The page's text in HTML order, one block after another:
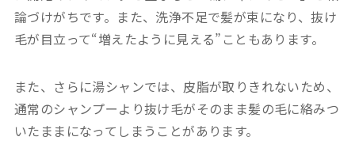
論づけがちです。また、洗浄不足で髪が束になり、抜け
毛が目立って“増えたように見える”こともあります。
また、さらに湯シャンでは、皮脂が取りきれないため、
通常のシャンプーより抜け毛がそのまま髪の毛に絡みつ
いたままになってしまうことがあります。